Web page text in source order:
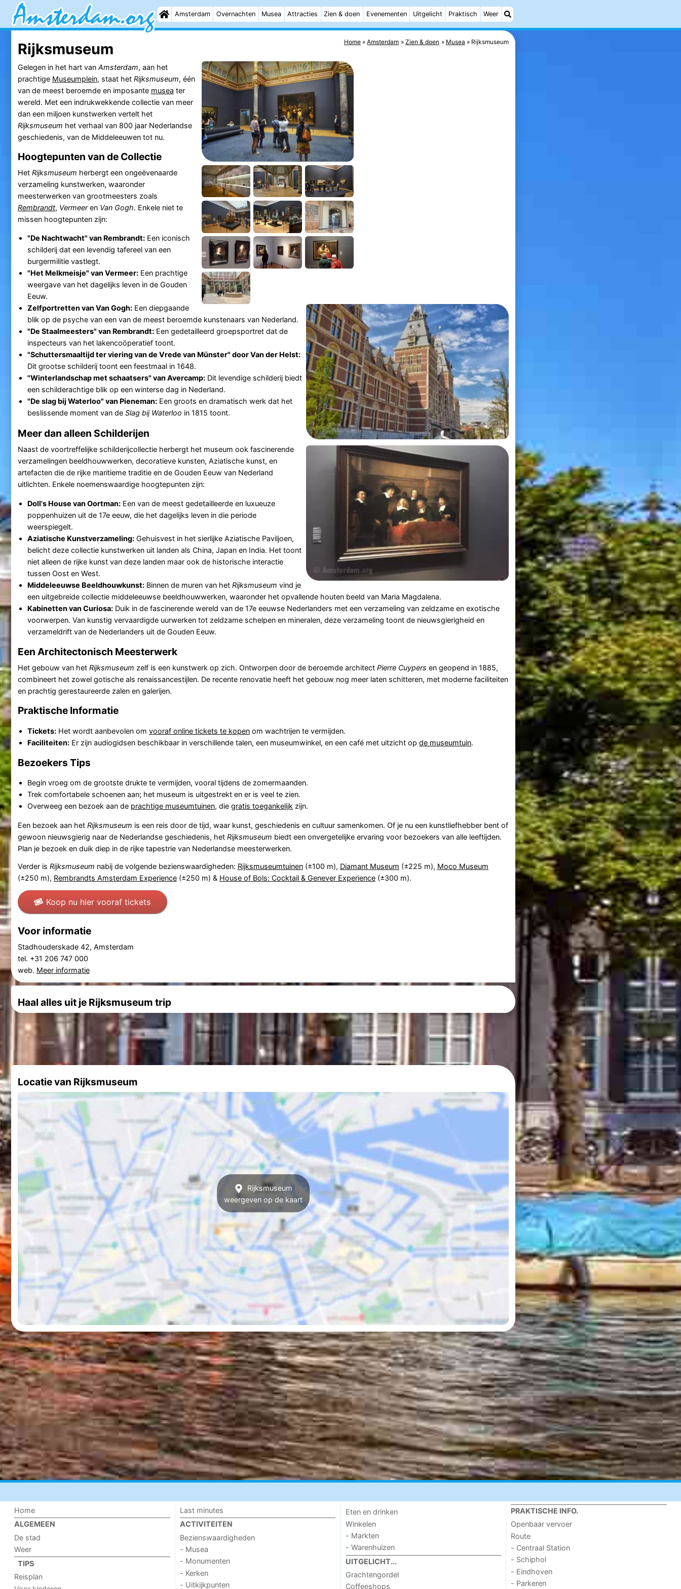
Amsterdam Overnachten Musea Attracties Zien & doen Evenementen Uitgelicht Praktisch Weer
Home Amsterdam Zien & doen Musea Rijksmuseum
Rijksmuseum
Gelegen in het hart van Amsterdam, aan het
prachtige Museumplein, staat het Rijksmuseum, één
van de meest beroemde en imposante musea ter
wereld. Met een indrukwekkende collectie van meer
dan een miljoen kunstwerken vertelt het
Rijksmuseum het verhaal van 800 jaar Nederlandse
geschiedenis, van de Middeleeuwen tot nu.
Hoogtepunten van de Collectie
Het Rijksmuseum herbergt een ongeëvenaarde
verzameling kunstwerken, waaronder
meesterwerken van grootmeesters zoals
Rembrandt, Vermeeren Van Gogh. Enkele niet te
missen hoogtepunten zijn:
"De Nachtwacht" van Rembrandt:Een iconisch
schilderij dat een levendig tafereel van een
burgermilitie vastlegt.
"Het Melkmeisje" van Vermeer:Een prachtige
weergave van het dagelijks leven in de Gouden
Eeuw.
Zelfportretten van Van Gogh:Een diepgaande
blik op de psyche van een van de meest beroemde kunstenaars van Nederland.
"De Staalmeesters" van Rembrandt:Een gedetailleerd groepsportret dat de
inspecteurs van het lakencoöperatief toont.
"Schuttersmaaltijd ter viering van de Vrede van Münster" door Van der Helst:
Dit grootse schilderij toont een feestmaal in 1648.
"Winterlandschap met schaatsers" van Avercamp:Dit levendige schilderij biedt
een schilderachtige blik op een winterse dag in Nederland.
"De slag bij Waterloo" van Pieneman:Een groots en dramatisch werk dat het
beslissende moment van de Slag bij Waterloo in 1815 toont.
Meer dan alleen Schilderijen
Naast de voortreffelijke schilderijcollectie herbergt het museum ook fascinerende
verzamelingen beeldhouwwerken, decoratieve kunsten, Aziatische kunst, en
artefacten die de rijke maritieme traditie en de Gouden Eeuw van Nederland
uitlichten. Enkele noemenswaardige hoogtepunten zijn:
Doll's House van Oortman:Een van de meest gedetailleerde en luxueuze
poppenhuizen uit de 17e eeuw, die het dagelijks leven in die periode
weerspiegelt.
Aziatische Kunstverzameling:Gehuisvest in het sierlijke Aziatische Paviljoen,
belicht deze collectie kunstwerken uit landen als China, Japan en India. Het toont
niet alleen de rijke kunst van deze landen maar ook de historische interactie
tussen Oost en West.
Middeleeuwse Beeldhouwkunst:Binnen de muren van het Rijksmuseum vind je
een uitgebreide collectie middeleeuwse beeldhouwwerken, waaronder het opvallende houten beeld van Maria Magdalena.
Kabinetten van Curiosa:Duik in de fascinerende wereld van de 17e eeuwse Nederlanders met een verzameling van zeldzame en exotische
voorwerpen. Van kunstig vervaardigde uurwerken tot zeldzame schelpen en mineralen, deze verzameling toont de nieuwsgierigheid en
verzameldrift van de Nederlanders uit de Gouden Eeuw.
Een Architectonisch Meesterwerk
Het gebouw van het Rijksmuseum zelf is een kunstwerk op zich. Ontworpen door de beroemde architect Pierre Cuypers en geopend in 1885,
combineert het zowel gotische als renaissancestijlen. De recente renovatie heeft het gebouw nog meer laten schitteren, met moderne faciliteiten
en prachtig gerestaureerde zalen en galerijen.
Praktische Informatie
Tickets:Het wordt aanbevolen om vooraf online tickets te kopenom wachtrijen te vermijden.
Faciliteiten:Er zijn audiogidsen beschikbaar in verschillende talen, een museumwinkel, en een café met uitzicht op de museumtuin.
Bezoekers Tips
Begin vroeg om de grootste drukte te vermijden, vooral tijdens de zomermaanden.
Trek comfortabele schoenen aan; het museum is uitgestrekt en er is veel te zien.
Overweeg een bezoek aan de prachtige museumtuinen, die gratis toegankelijk zijn.
Een bezoek aan het Rijksmuseum is een reis door de tijd, waar kunst, geschiedenis en cultuur samenkomen. Of je nu een kunstliefhebber bent of
gewoon nieuwsgierig naar de Nederlandse geschiedenis, het Rijksmuseum biedt een onvergetelijke ervaring voor bezoekers van alle leeftijden.
Plan je bezoek en duik diep in de rijke tapestrie van Nederlandse meesterwerken.
Verder is Rijksmuseum nabij de volgende bezienswaardigheden: Rijksmuseumtuinen(±100 m), Diamant Museum (±225 m), Moco Museum
(±250 m), Rembrandts Amsterdam Experience(±250 m) & House of Bols: Cocktail & Genever Experience(±300 m).
Koop nu hier vooraf tickets
Voor informatie
Stadhouderskade 42, Amsterdam
tel. +31 206 747 000
web. Meer informatie
Haal alles uit je Rijksmuseum trip
Locatie van Rijksmuseum
Rijksmuseum
weergeven op de kaart
Home
ALGEMEEN
De stad
Weer
TIPS
Reisplan
Last minutes
ACTIVITEITEN
Bezienswaardigheden
- Musea
- Monumenten
- Kerken
- Uitkijkpunten
Eten en drinken
Winkelen
- Markten
- Warenhuizen
UITGELICHT...
Grachtengordel
Coffeeshops
PRAKTISCHE INFO.
Openbaar vervoer
Route
- Centraal Station
- Schiphol
- Eindhoven
- Parkeren